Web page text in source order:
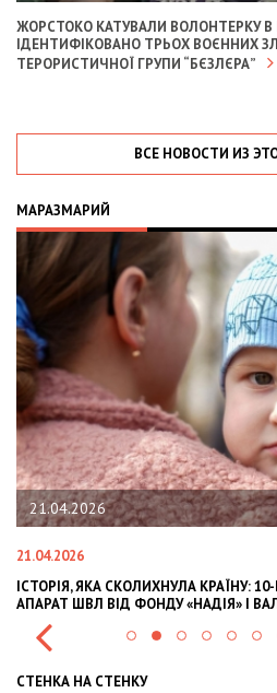
ЖОРСТОКО КАТУВАЛИ ВОЛОНТЕРКУ В
ІДЕНТИФІКОВАНО ТРЬОХ ВОЄННИХ
ТЕРОРИСТИЧНОЇ ГРУПИ “БЄЗЛЄРА”
ВСЕ НОВОСТИ ИЗ
МАРАЗМАРИЙ
ОТРИМАВ
02.02.2026
OLEKSII ABASOV: HOW
INTERNATIONAL
СТЕНКА НА СТЕНКУ